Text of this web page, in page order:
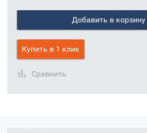
Добавить в корзину
Купить в 1 клик
Сравнить